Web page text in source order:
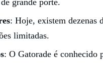
: Hoje, existem dezenas
limitadas.
: O Gatorade é conhecido